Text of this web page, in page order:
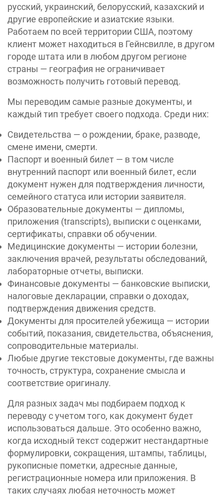
русский, украинский, белорусский, казахский и
другие европейские и азиатские языки.
Работаем по всей территории США, поэтому
клиент может находиться в Гейнсвилле, в другом
городе штата или в любом другом регионе
страны — география не ограничивает
возможность получить готовый перевод.
Мы переводим самые разные документы, и
каждый тип требует своего подхода. Среди них:
Свидетельства — о рождении, браке, разводе,
смене имени, смерти.
Паспорт и военный билет — в том числе
внутренний паспорт или военный билет, если
документ нужен для подтверждения личности,
семейного статуса или истории заявителя.
Образовательные документы — дипломы,
приложения (transcripts), выписки с оценками,
сертификаты, справки об обучении.
Медицинские документы — истории болезни,
заключения врачей, результаты обследований,
лабораторные отчеты, выписки.
Финансовые документы — банковские выписки,
налоговые декларации, справки о доходах,
подтверждения движения средств.
Документы для просителей убежища — истории
событий, показания, свидетельства, объяснения,
сопроводительные материалы.
Любые другие текстовые документы, где важны
точность, структура, сохранение смысла и
соответствие оригиналу.
Для разных задач мы подбираем подход к
переводу с учетом того, как документ будет
использоваться дальше. Это особенно важно,
когда исходный текст содержит нестандартные
формулировки, сокращения, штампы, таблицы,
рукописные пометки, адресные данные,
регистрационные номера или приложения. В
таких случаях любая неточность может